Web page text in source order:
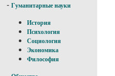
- Гуманитарные науки
История
Психология
Социология
Экономика
Философия